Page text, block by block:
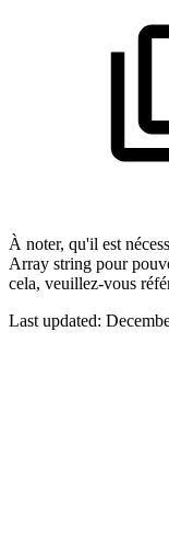
À noter, qu'il est
Array string pour
cela, veuillez-vous
Last updated: